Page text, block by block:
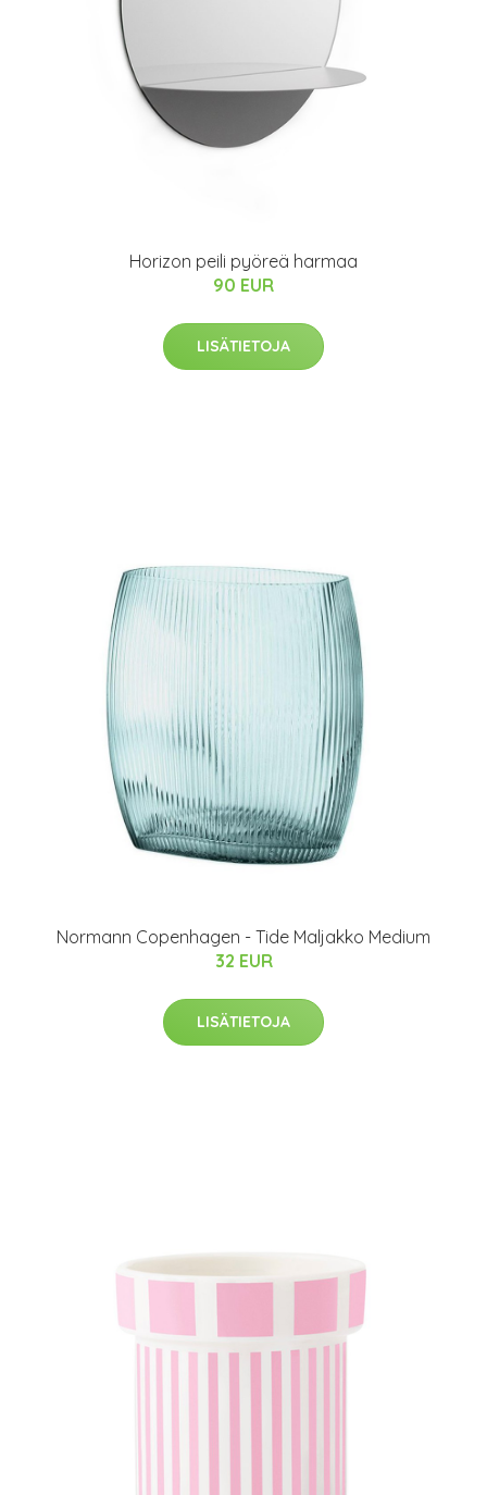
Horizon peili pyöreä harmaa
90 EUR
LISÄTIETOJA
Normann Copenhagen - Tide Maljakko Medium
32 EUR
LISÄTIETOJA